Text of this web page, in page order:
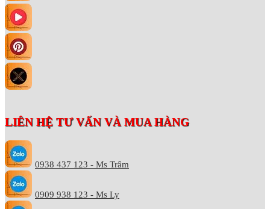
LIÊN HỆ TƯ VẤN VÀ MUA HÀNG
0938 437 123 - Ms Trâm
0909 938 123 - Ms Ly